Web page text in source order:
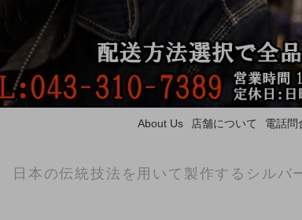
About Us 店舗について 電話問
日本の伝統技法を用いて製作するシルバ